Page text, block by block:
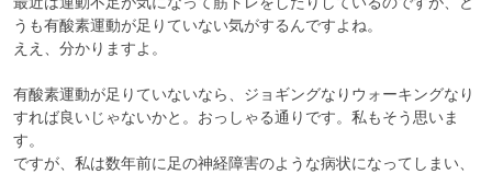
うも有酸素運動が足りていない気がするんですよね。
ええ、分かりますよ。
有酸素運動が足りていないなら、ジョギングなりウォーキングなり
すれば良いじゃないかと。おっしゃる通りです。私もそう思いま
す。
ですが、私は数年前に足の神経障害のような病状になってしまい、